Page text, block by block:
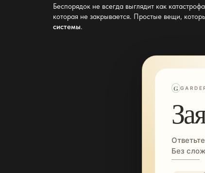
Беспорядок не всегда выглядит как
которая не закрывается. Простые вещи,
системы.
G
Без